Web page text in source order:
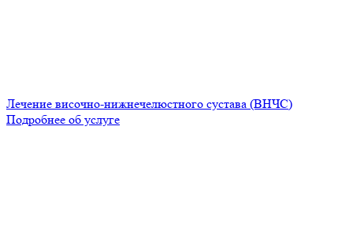
Лечение височно-нижнечелюстного сустава (ВНЧС)
Подробнее об услуге